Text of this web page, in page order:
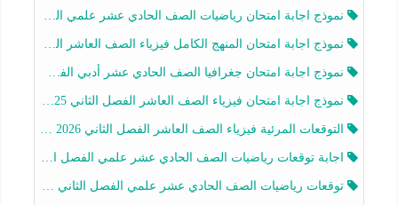
نموذج اجابة امتحان رياضيات الصف الحادي عشر علمي الفصل الثاني 2025-2026
نموذج اجابة امتحان المنهج الكامل فيزياء الصف العاشر الفصل الثاني 2025-2026
نموذج اجابة امتحان جغرافيا الصف الحادي عشر أدبي الفصل الثاني 2025-2026
نموذج اجابة امتحان فيزياء الصف العاشر الفصل الثاني 2025-2026
التوقعات المرئية فيزياء الصف العاشر الفصل الثاني 2026 أ هيثم الليثي
اجابة توقعات رياضيات الصف الحادي عشر علمي الفصل الثاني 2025-2026 أ عمرو فايز
توقعات رياضيات الصف الحادي عشر علمي الفصل الثاني 2025-2026 أ عمرو فايز